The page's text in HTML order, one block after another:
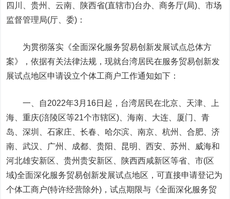
四川、贵州、云南、陕西省(直辖市)台办、商务厅(局)、市场
监督管理局(厅、委)：
为贯彻落实《全面深化服务贸易创新发展试点总体方
案》，依据有关法律法规，现就台湾居民在服务贸易创新发
展试点地区申请设立个体工商户工作通知如下：
一、自2022年3月16日起，台湾居民在北京、天津、上
海、重庆(涪陵区等21个市辖区)、海南、大连、厦门、青
岛、深圳、石家庄、长春、哈尔滨、南京、杭州、合肥、济
南、武汉、广州、成都、贵阳、昆明、西安、苏州、威海和
河北雄安新区、贵州贵安新区、陕西西咸新区等省、市(区
域)全面深化服务贸易创新发展试点地区，可直接申请登记为
个体工商户(特许经营除外)，试点期限与《全面深化服务贸